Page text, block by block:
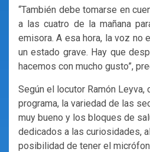
“También debe tomarse en
a las cuatro de la mañana
emisora. A esa hora, la voz no
un estado grave. Hay que
hacemos con mucho gusto”,
Según el locutor Ramón Leyva,
programa, la variedad de las
muy bueno y los bloques de
dedicados a las curiosidades,
posibilidad de tener el